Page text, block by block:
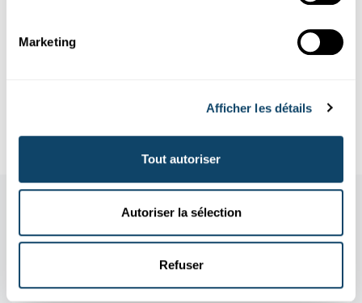
Marketing
Afficher les détails
Tout autoriser
Autoriser la sélection
Refuser
Editors: Lucie Zeches (FNR), Joseph Rodesch (FNR)
Photos: Emmanuel Claude